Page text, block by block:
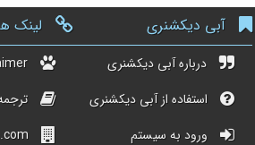
آبی دیکشنری
درباره آبی دیکشنری
استفاده از آبی دیکشنری
ورود به سیستم
لینک